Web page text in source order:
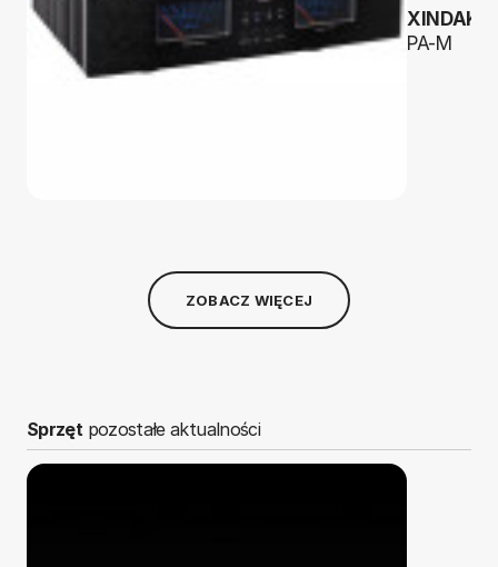
XINDAK
PA-M
ZOBACZ WIĘCEJ
Sprzęt pozostałe aktualności